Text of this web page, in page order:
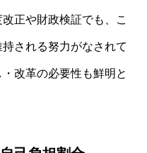
正や財政検証でも、こ
される努力がなされて
改革の必要性も鮮明と